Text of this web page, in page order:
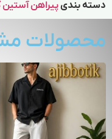
دسته بندیپیراهن آستین
محصولات